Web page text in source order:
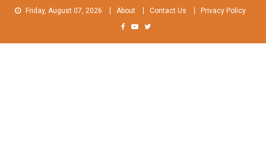
Friday, August 07, 2026 About Contact Us Privacy Policy